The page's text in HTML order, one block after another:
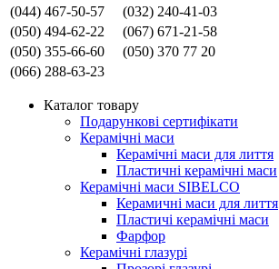
(044) 467-50-57
(032) 240-41-03
(050) 494-62-22
(067) 671-21-58
(050) 355-66-60
(050) 370 77 20
(066) 288-63-23
Каталог товару
Подарункові сертифікати
Керамічні маси
Керамічні маси для лиття
Пластичні керамічні маси
Керамічні маси SIBELСO
Керамичні маси для лиття
Пластичі керамічні маси
Фарфор
Керамічні глазурі